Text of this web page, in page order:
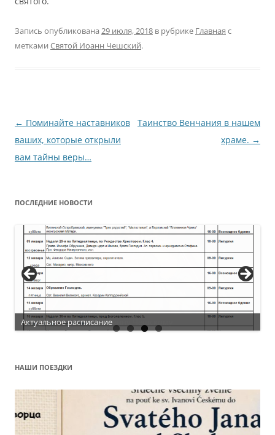
Запись опубликована 29 июля, 2018 в рубрике Главная с
метками Святой Иоанн Чешский.
Навигация
по
записям
← Поминайте наставников
ваших, которые открыли
вам тайны веры…
Таинство Венчания в нашем
храме. →
ПОСЛЕДНИЕ НОВОСТИ
Актуальное расписание
НАШИ ПОЕЗДКИ